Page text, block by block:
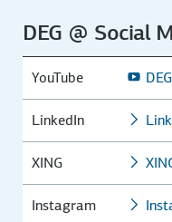
DEG @ Social
YouTube
LinkedIn
XING
Instagram